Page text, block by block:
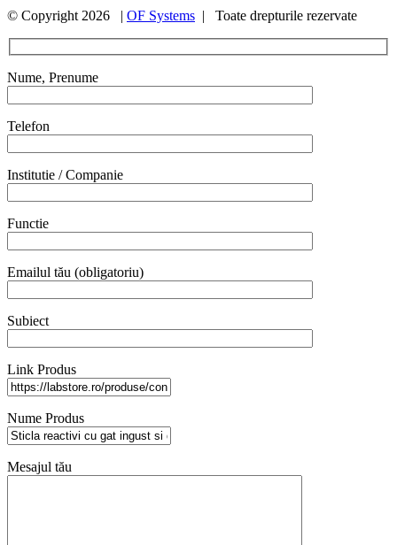
© Copyright 2026 | OF Systems | Toate drepturile rezervate
Nume, Prenume
Telefon
Institutie / Companie
Functie
Emailul tău (obligatoriu)
Subiect
Link Produs
Nume Produs
Mesajul tău